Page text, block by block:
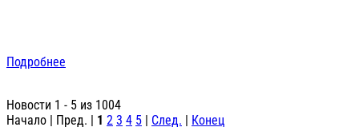
Подробнее
Новости 1 - 5 из 1004
Начало | Пред. | 1 2 3 4 5 | След. | Конец